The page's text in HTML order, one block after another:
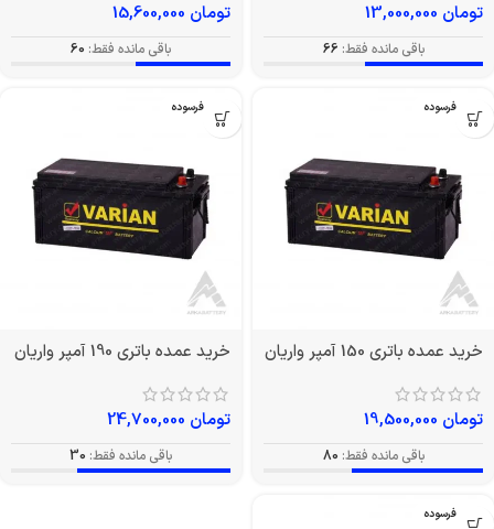
تومان
باقی مانده فقط: 66
تومان
باقی مانده فقط: 60
بدون فرسوده
خرید عمده باتری 150 آمپر واریان
تومان
باقی مانده فقط: 80
بدون فرسوده
خرید عمده باتری 190 آمپر واریان
تومان
باقی مانده فقط: 30
بدون فرسوده